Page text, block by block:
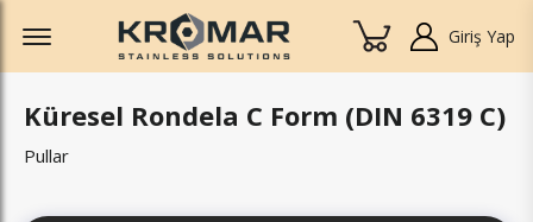
Offcanvas Menu Open
Giriş Yap
Küresel Rondela C Form (DIN 6319 C)
Pullar